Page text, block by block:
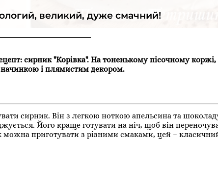
великий, дуже смачний!
сирник "Корівка". На тоненькому пісочному коржі,
і плямистим декором.
сирник. Він з легкою ноткою апельсина та
Його краще готувати на ніч, щоб він
приготувати з різними смаками, цей –